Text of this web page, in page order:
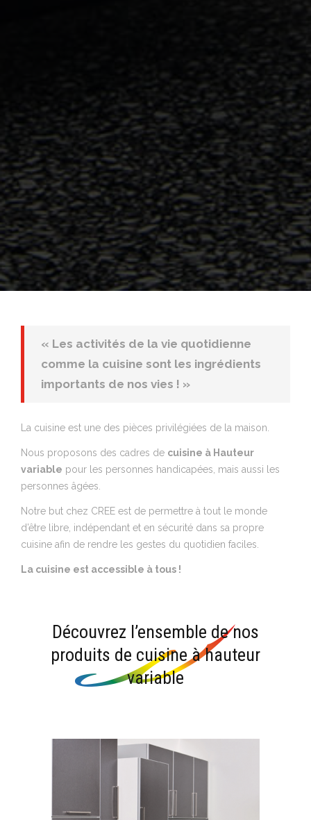
« Les activités de la vie quotidienne
comme la cuisine sont les ingrédients
importants de nos vies ! »
La cuisine est une des pièces privilégiées de la maison.
Nous proposons des cadres de cuisine à Hauteur
variable pour les personnes handicapées, mais aussi les
personnes âgées.
Notre but chez CREE est de permettre à tout le monde
d’être libre, indépendant et en sécurité dans sa propre
cuisine afin de rendre les gestes du quotidien faciles.
La cuisine est accessible à tous !
Découvrez l’ensemble de nos
produits de cuisine à hauteur
variable